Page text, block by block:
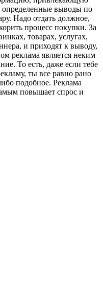
выводы по
Надо отдать должное,
процесс покупки. За
товарах, услугах,
и приходят к выводу,
реклама является неким
То есть, даже если тебе
ты все равно рано
подобное. Реклама
повышает спрос и